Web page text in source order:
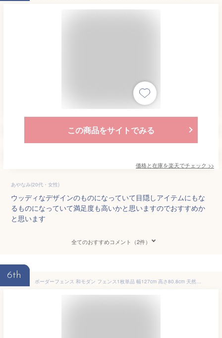
この商品をサイトでみる
価格と在庫を楽天でチェック >>
あやなみ(20代・女性)
ウッディなデザインのものになっていて目隠しアイテムにもな
るものになっていて満足度も高いかと思いますのでおすすめか
と思います
全てのおすすめコメント（2件）
6th
ボーダーフェンス 和モダン フェンス1枚単品 幅127cm 高さ80.8cm 天然木製 フェンス 木製 目隠し ガーデンフェンス ウッドフェンス 外構フェンス ガーデン 屋外 庭 ベランダ 柵 目隠しフェンス diy ガーデニング 外構 DIY 木材 隣家 jsbf-808